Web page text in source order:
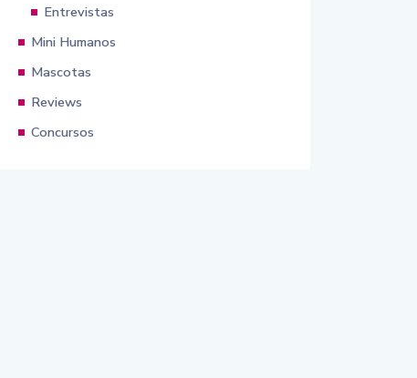
Entrevistas
Mini Humanos
Mascotas
Reviews
Concursos